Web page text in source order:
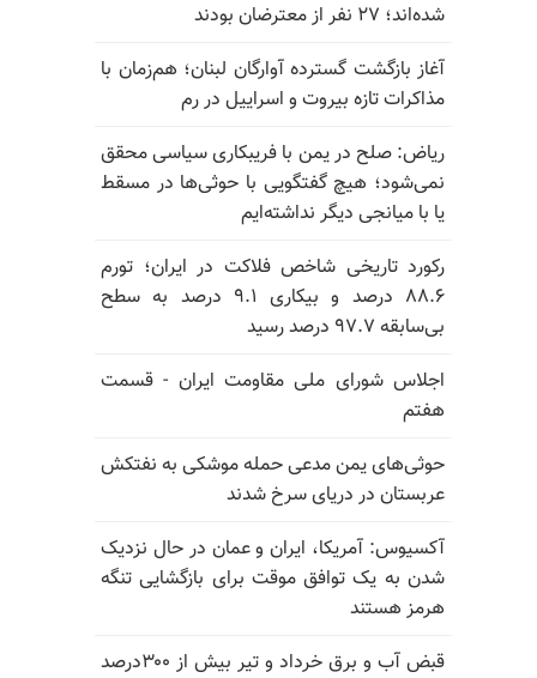
شده‌اند؛ ۲۷ نفر از معترضان بودند
آغاز بازگشت گسترده آوارگان لبنان؛ هم‌زمان با
مذاکرات تازه بیروت و اسراییل در رم
ریاض: صلح در یمن با فریبکاری سیاسی محقق
نمی‌شود؛ هیچ گفتگویی با حوثی‌ها در مسقط
یا با میانجی دیگر نداشته‌ایم
رکورد تاریخی شاخص فلاکت در ایران؛ تورم
۸۸.۶ درصد و بیکاری ۹.۱ درصد به سطح
بی‌سابقه ۹۷.۷ درصد رسید
اجلاس شورای ملی مقاومت ایران - قسمت
هفتم
حوثی‌های یمن مدعی حمله موشکی به نفتکش
عربستان در دریای سرخ شدند
آکسیوس: آمریکا، ایران و عمان در حال نزدیک
شدن به یک توافق موقت برای بازگشایی تنگه
هرمز هستند
قبض آب و برق خرداد و تیر بیش از ۳۰۰درصد